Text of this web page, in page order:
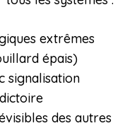
extrêmes
épais)
signalisation
des autres